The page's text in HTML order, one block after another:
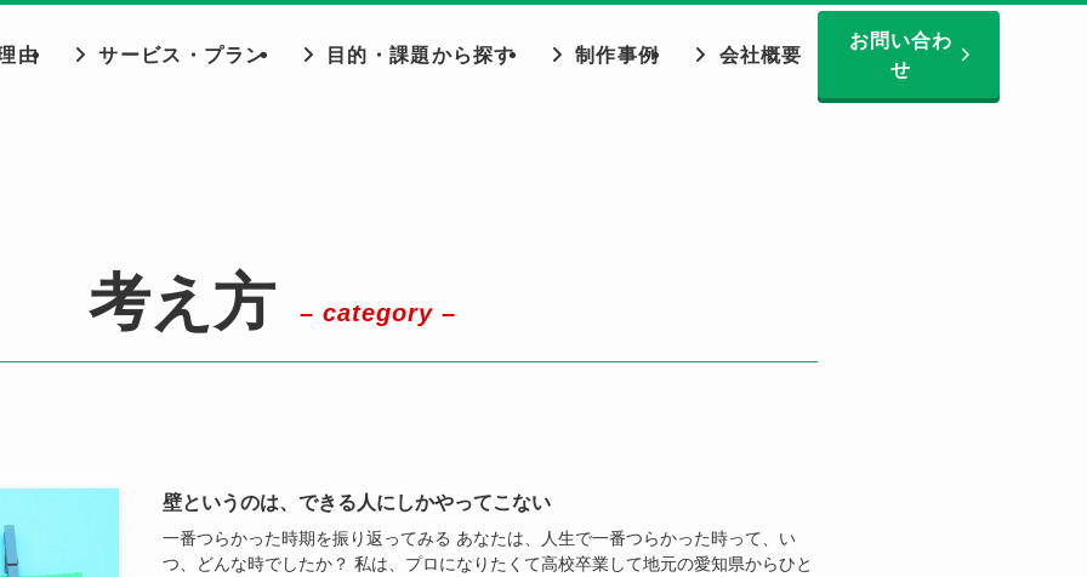
由 サービス・プラン 目的・課題から探す 制作事例 会社概要
お問い合わ
せ
考え方 – category –
壁というのは、できる人にしかやってこない
一番つらかった時期を振り返ってみる あなたは、人生で一番つらかった時って、い
つ、どんな時でしたか？ 私は、プロになりたくて高校卒業して地元の愛知県からひと